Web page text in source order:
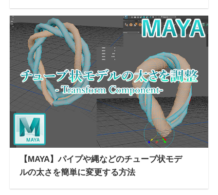
【MAYA】パイプや縄などのチューブ状モデ
ルの太さを簡単に変更する方法